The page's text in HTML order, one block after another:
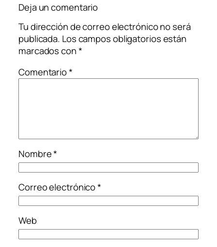
Deja un comentario
Tu dirección de correo electrónico no será
publicada. Los campos obligatorios están
marcados con*
Comentario*
Nombre*
Correo electrónico*
Web